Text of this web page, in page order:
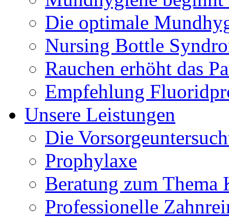
Die optimale
Nursing Bottle
Rauchen erhöht das
Empfehlung
Unsere Leistungen
Die
Prophylaxe
Beratung zum Thema
Professionelle